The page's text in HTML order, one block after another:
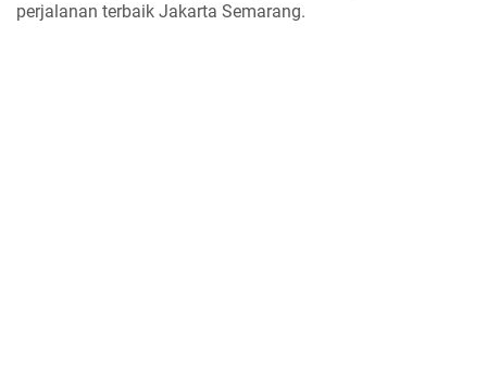
perjalanan terbaik Jakarta Semarang.